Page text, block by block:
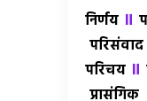
निर्णय ॥
परिसंवाद
परिचय ॥
प्रासंगिक